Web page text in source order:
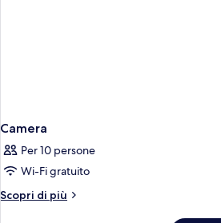
Camera
Per 10 persone
Wi-Fi gratuito
Scopri di più
Altri